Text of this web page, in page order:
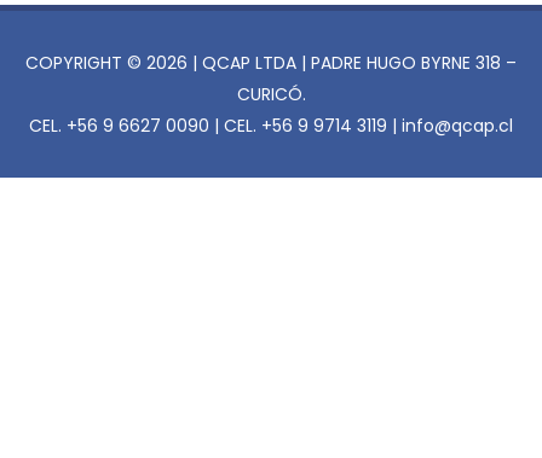
COPYRIGHT © 2026 | QCAP LTDA | PADRE HUGO BYRNE 318 –
CURICÓ.
CEL. +56 9 6627 0090 | CEL. +56 9 9714 3119 | info@qcap.cl